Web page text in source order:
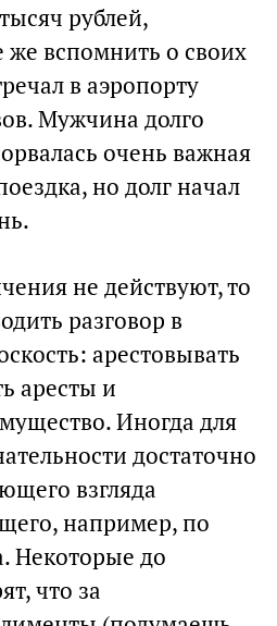
рублей,
вспомнить о своих
в аэропорту
Мужчина долго
очень важная
но долг начал
не действуют, то
разговор в
арестовывать
аресты и
Иногда для
достаточно
взгляда
например, по
Некоторые до
что за